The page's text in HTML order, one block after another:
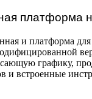
платформа
и платформа для
графику,
и встроенные